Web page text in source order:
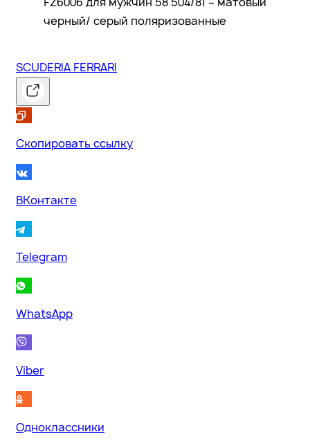
черный/ серый поляризованные
SCUDERIA FERRARI
Скопировать ссылку
ВКонтакте
Telegram
WhatsApp
Viber
Одноклассники